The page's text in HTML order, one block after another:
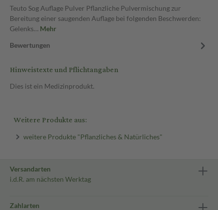
Teuto Sog Auflage Pulver Pflanzliche Pulvermischung zur
Bereitung einer saugenden Auflage bei folgenden Beschwerden:
Gelenks… Mehr
Bewertungen
Hinweistexte und Pflichtangaben
Dies ist ein Medizinprodukt.
Weitere Produkte aus:
weitere Produkte "Pflanzliches & Natürliches"
Versandarten
i.d.R. am nächsten Werktag
Zahlarten